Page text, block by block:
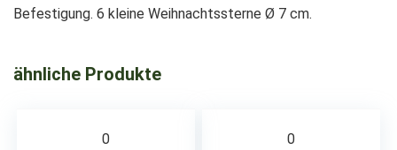
Befestigung. 6 kleine Weihnachtssterne Ø 7 cm.
ähnliche Produkte
0 0